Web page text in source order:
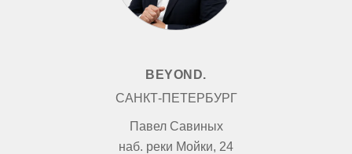
BEYOND.
САНКТ-ПЕТЕРБУРГ
Павел Савиных
наб. реки Мойки, 24